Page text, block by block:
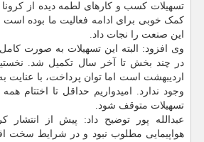
تسهیلات کسب و کارهای لطمه دیده از کرونا
کمک خوبی برای ادامه فعالیت ما بوده است
این صنعت را نجات داد.
وی افزود: البته این تسهیلات به صورت
در چند بخش تا آخر سال تکمیل شد.
اردیبهشت است اما توان پرداخت، با عنایت
وجود ندارد. امیدواریم حداقل تا اختتام
تسهیلات متوقف شود.
عبدالله پور توضیح داد: پیش از انتشار
هواپیمایی مطلوب نبود و در شرایط سخت